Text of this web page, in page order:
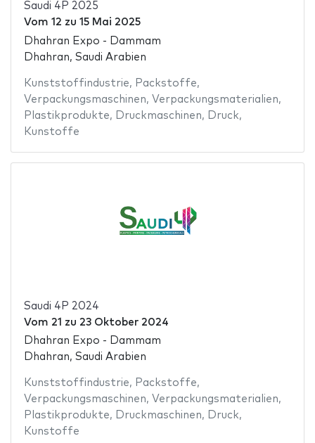
Saudi 4P 2025
Vom 12 zu 15 Mai 2025
Dhahran Expo - Dammam
Dhahran, Saudi Arabien
Kunststoffindustrie, Packstoffe,
Verpackungsmaschinen, Verpackungsmaterialien,
Plastikprodukte, Druckmaschinen, Druck,
Kunstoffe
Saudi 4P 2024
Vom 21 zu 23 Oktober 2024
Dhahran Expo - Dammam
Dhahran, Saudi Arabien
Kunststoffindustrie, Packstoffe,
Verpackungsmaschinen, Verpackungsmaterialien,
Plastikprodukte, Druckmaschinen, Druck,
Kunstoffe